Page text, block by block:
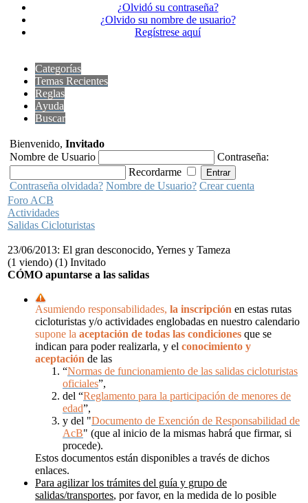
¿Olvidó su contraseña?
¿Olvido su nombre de usuario?
Regístrese aquí
Categorías
Temas Recientes
Reglas
Ayuda
Buscar
Bienvenido, Invitado
Nombre de Usuario
Contraseña:
Recordarme
Contraseña olvidada? Nombre de Usuario? Crear cuenta
Foro ACB
Actividades
Salidas Cicloturistas
23/06/2013: El gran desconocido, Yernes y Tameza
(1 viendo) (1) Invitado
CÓMO apuntarse a las salidas
Asumiendo responsabilidades, la inscripción en estas rutas
cicloturistas y/o actividades englobadas en nuestro calendario
supone la aceptación de todas las condiciones que se
indican para poder realizarla, y el conocimiento y
aceptación de las
“Normas de funcionamiento de las salidas cicloturistas
oficiales”,
del “Reglamento para la participación de menores de
edad”,
y del "Documento de Exención de Responsabilidad de
AcB" (que al inicio de la mismas habrá que firmar, si
procede).
Estos documentos están disponibles a través de dichos
enlaces.
Para agilizar los trámites del guía y grupo de
salidas/transportes, por favor, en la medida de lo posible